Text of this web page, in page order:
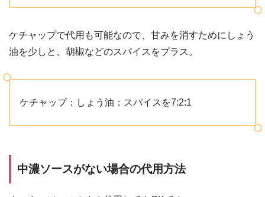
ケチャップで代用も可能なので、甘みを消すためにしょう
油を少しと、胡椒などのスパイスをプラス。
ケチャップ：しょう油：スパイスを7:2:1
中濃ソースがない場合の代用方法